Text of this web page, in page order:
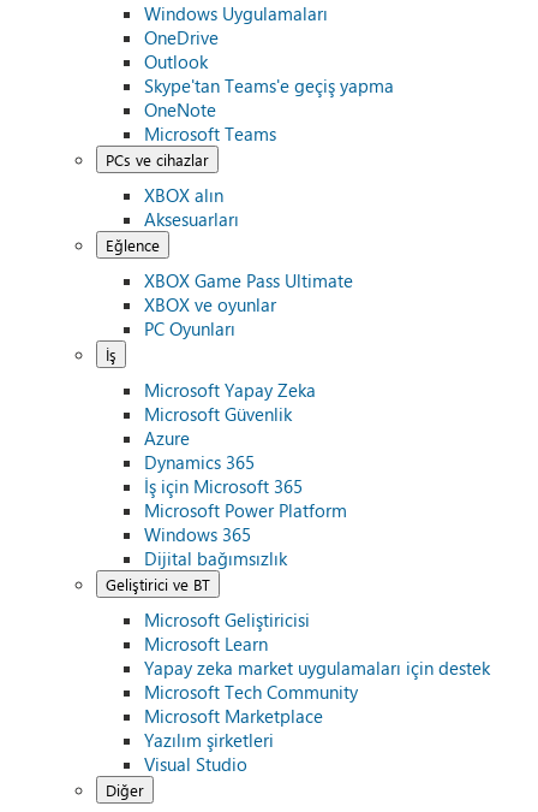
Windows Uygulamaları
OneDrive
Outlook
Skype'tan Teams'e geçiş yapma
OneNote
Microsoft Teams
PCs ve cihazlar
XBOX alın
Aksesuarları
Eğlence
XBOX Game Pass Ultimate
XBOX ve oyunlar
PC Oyunları
İş
Microsoft Yapay Zeka
Microsoft Güvenlik
Azure
Dynamics 365
İş için Microsoft 365
Microsoft Power Platform
Windows 365
Dijital bağımsızlık
Geliştirici ve BT
Microsoft Geliştiricisi
Microsoft Learn
Yapay zeka market uygulamaları için destek
Microsoft Tech Community
Microsoft Marketplace
Yazılım şirketleri
Visual Studio
Diğer